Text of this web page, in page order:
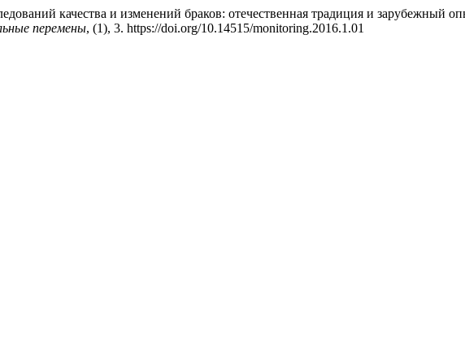
качества и изменений браков: отечественная традиция и зарубежный
перемены, (1), 3. https://doi.org/10.14515/monitoring.2016.1.01